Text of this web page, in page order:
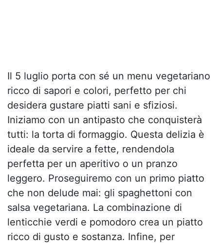
Il 5 luglio porta con sé un menu vegetariano
ricco di sapori e colori, perfetto per chi
desidera gustare piatti sani e sfiziosi.
Iniziamo con un antipasto che conquisterà
tutti: la torta di formaggio. Questa delizia è
ideale da servire a fette, rendendola
perfetta per un aperitivo o un pranzo
leggero. Proseguiremo con un primo piatto
che non delude mai: gli spaghettoni con
salsa vegetariana. La combinazione di
lenticchie verdi e pomodoro crea un piatto
ricco di gusto e sostanza. Infine, per